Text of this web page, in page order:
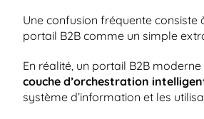
Une confusion fréquente consiste
portail B2B comme un simple
couche d’orchestration
système d’information et les